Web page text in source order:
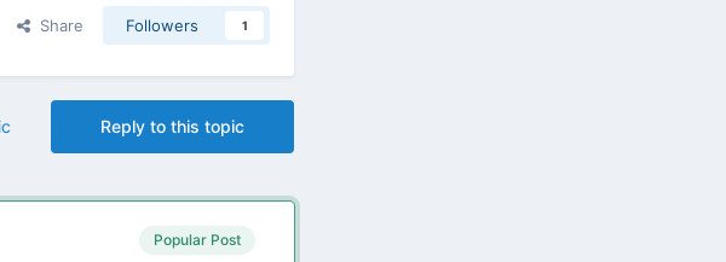
Share Followers 1
Reply to this topic
Popular Post